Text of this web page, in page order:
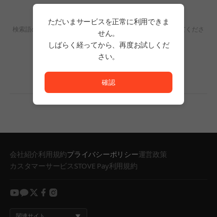
検索結果がありません。
検索語の単語数を減らすか、フィルタリングの条件を変更してくださ
い。
検索結果がありません。
会社紹介利用規約プライバシーポリシー運営政策
カスタマーサービスSTOVE Pay利用規約
youtube
kakao
twitter
facebook
instagram
ただいまサービスを正常に利用できま
せん。
しばらく経ってから、再度お試しくだ
さい。
確認